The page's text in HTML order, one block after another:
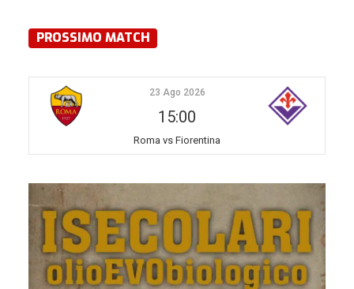
PROSSIMO MATCH
23 Ago 2026
15:00
Roma vs Fiorentina